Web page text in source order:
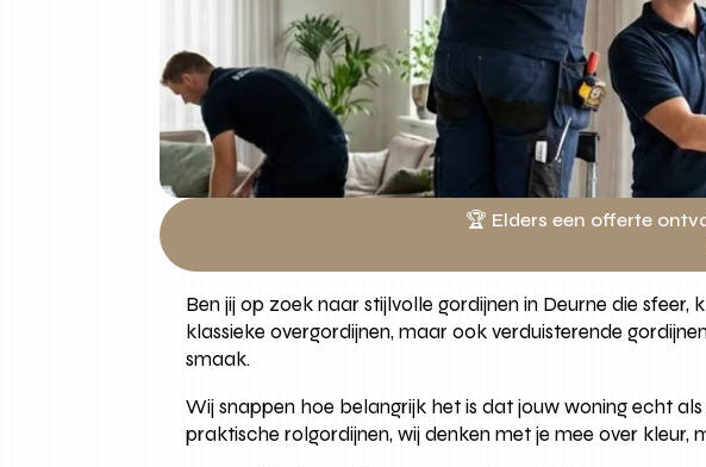
🏆 Elders een offerte
Ben jij op zoek naar stijlvolle gordijnen in Deurne die
klassieke overgordijnen, maar ook verduisterende
smaak.
Wij snappen hoe belangrijk het is dat jouw woning echt
praktische rolgordijnen, wij denken met je mee over